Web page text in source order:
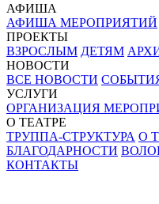
АФИША
АФИША МЕРОПРИЯТИЙ
ПРОЕКТЫ
ВЗРОСЛЫМ ДЕТЯМ
НОВОСТИ
ВСЕ НОВОСТИ
УСЛУГИ
ОРГАНИЗАЦИЯ
О ТЕАТРЕ
ТРУППА-СТРУКТУРА О
БЛАГОДАРНОСТИ
КОНТАКТЫ